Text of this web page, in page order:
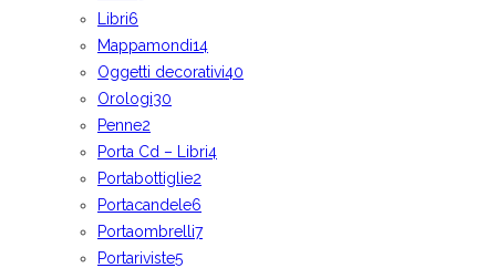
Libri6
Mappamondi14
Oggetti decorativi40
Orologi30
Penne2
Porta Cd – Libri4
Portabottiglie2
Portacandele6
Portaombrelli7
Portariviste5